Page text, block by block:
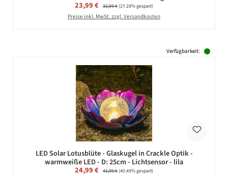
Verkaufspreis:
23,99 € Regulärer Preis:
32,99 €(27.28% gespart)
Preise inkl. MwSt. zzgl. Versandkosten
Verfügbarkeit:
LED Solar Lotusblüte - Glaskugel in Crackle Optik -
warmweiße LED - D: 25cm - Lichtsensor - lila
Verkaufspreis:
24,99 € Regulärer Preis:
41,99 €(40.49% gespart)